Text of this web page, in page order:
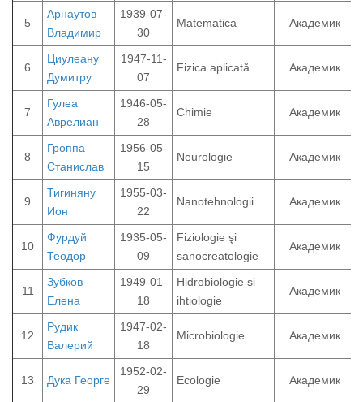
5
Арнаутов
Владимир
1939-07-
30
Matematica Академик
6
Циулеану
Думитру
1947-11-
07
Fizica aplicată Академик
7
Гулеа
Аврелиан
1946-05-
28
Chimie Академик
8
Гроппа
Станислав
1956-05-
15
Neurologie Академик
9
Тигиняну
Ион
1955-03-
22
Nanotehnologii Академик
10
Фурдуй
Теодор
1935-05-
09
Fiziologie şi
sanocreatologie
Академик
11
Зубков
Елена
1949-01-
18
Hidrobiologie și
ihtiologie
Академик
12
Рудик
Валерий
1947-02-
18
Microbiologie Академик
13 Дука Георге
1952-02-
29
Ecologie Академик